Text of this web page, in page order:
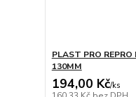
PLAST PRO
130MM
194,00 Kč/ks